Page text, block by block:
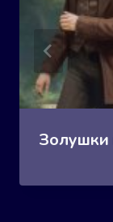
Золушки